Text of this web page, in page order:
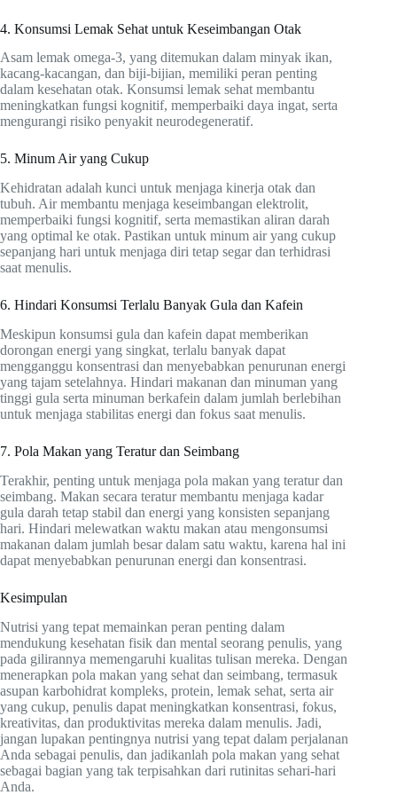
4. Konsumsi Lemak Sehat untuk Keseimbangan Otak
Asam lemak omega-3, yang ditemukan dalam minyak ikan,
kacang-kacangan, dan biji-bijian, memiliki peran penting
dalam kesehatan otak. Konsumsi lemak sehat membantu
meningkatkan fungsi kognitif, memperbaiki daya ingat, serta
mengurangi risiko penyakit neurodegeneratif.
5. Minum Air yang Cukup
Kehidratan adalah kunci untuk menjaga kinerja otak dan
tubuh. Air membantu menjaga keseimbangan elektrolit,
memperbaiki fungsi kognitif, serta memastikan aliran darah
yang optimal ke otak. Pastikan untuk minum air yang cukup
sepanjang hari untuk menjaga diri tetap segar dan terhidrasi
saat menulis.
6. Hindari Konsumsi Terlalu Banyak Gula dan Kafein
Meskipun konsumsi gula dan kafein dapat memberikan
dorongan energi yang singkat, terlalu banyak dapat
mengganggu konsentrasi dan menyebabkan penurunan energi
yang tajam setelahnya. Hindari makanan dan minuman yang
tinggi gula serta minuman berkafein dalam jumlah berlebihan
untuk menjaga stabilitas energi dan fokus saat menulis.
7. Pola Makan yang Teratur dan Seimbang
Terakhir, penting untuk menjaga pola makan yang teratur dan
seimbang. Makan secara teratur membantu menjaga kadar
gula darah tetap stabil dan energi yang konsisten sepanjang
hari. Hindari melewatkan waktu makan atau mengonsumsi
makanan dalam jumlah besar dalam satu waktu, karena hal ini
dapat menyebabkan penurunan energi dan konsentrasi.
Kesimpulan
Nutrisi yang tepat memainkan peran penting dalam
mendukung kesehatan fisik dan mental seorang penulis, yang
pada gilirannya memengaruhi kualitas tulisan mereka. Dengan
menerapkan pola makan yang sehat dan seimbang, termasuk
asupan karbohidrat kompleks, protein, lemak sehat, serta air
yang cukup, penulis dapat meningkatkan konsentrasi, fokus,
kreativitas, dan produktivitas mereka dalam menulis. Jadi,
jangan lupakan pentingnya nutrisi yang tepat dalam perjalanan
Anda sebagai penulis, dan jadikanlah pola makan yang sehat
sebagai bagian yang tak terpisahkan dari rutinitas sehari-hari
Anda.